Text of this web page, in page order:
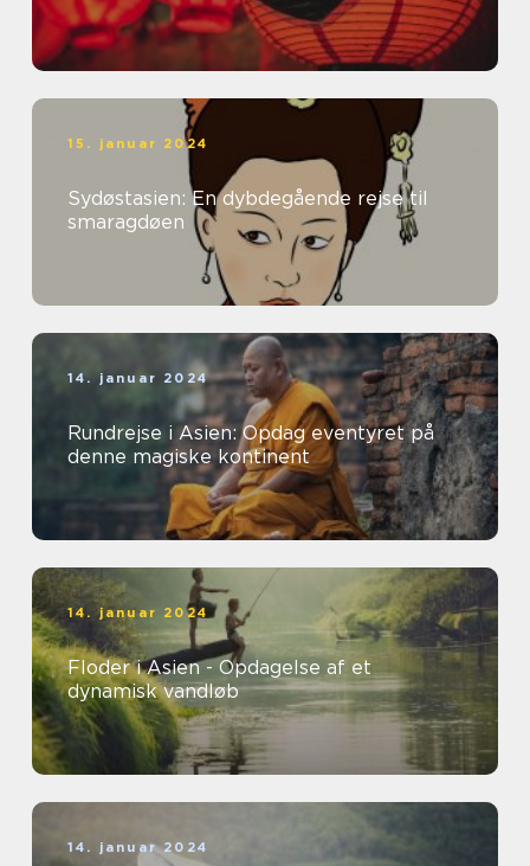
15. januar 2024
Sydøstasien: En dybdegående rejse til
smaragdøen
14. januar 2024
Rundrejse i Asien: Opdag eventyret på
denne magiske kontinent
14. januar 2024
Floder i Asien - Opdagelse af et
dynamisk vandløb
14. januar 2024